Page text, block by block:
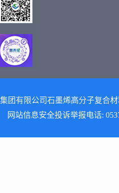
团有限公司石墨烯高分子复合
网站信息安全投诉举报电话: